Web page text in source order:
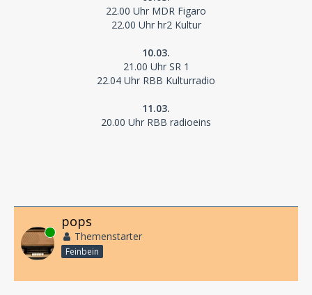
22.00 Uhr MDR Figaro
22.00 Uhr hr2 Kultur
10.03.
21.00 Uhr SR 1
22.04 Uhr RBB Kulturradio
11.03.
20.00 Uhr RBB radioeins
Online
pops
Themenstarter
Feinbein